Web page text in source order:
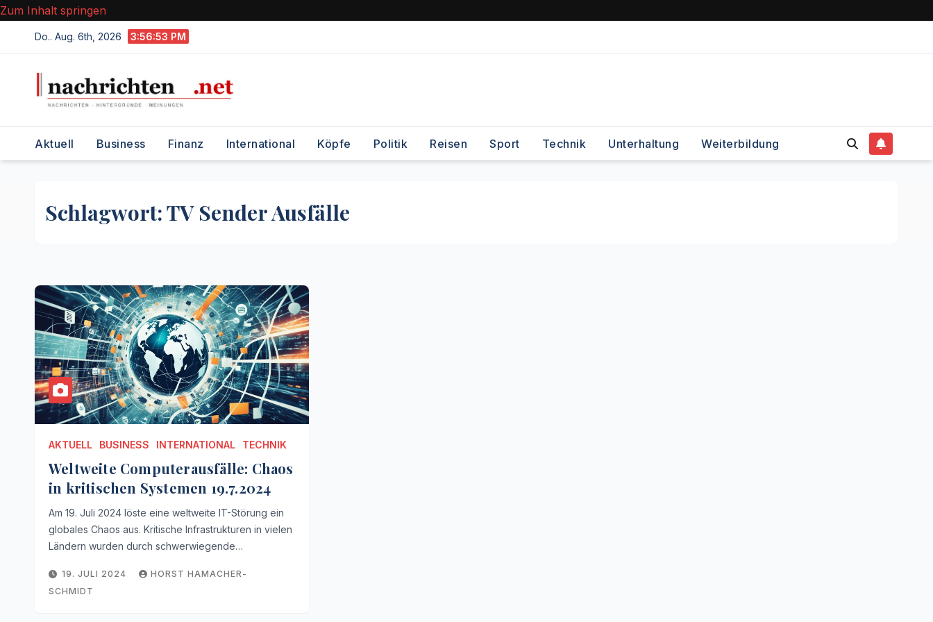
Zum Inhalt springen
Do.. Aug. 6th, 2026 3:56:53 PM
Aktuell Business Finanz International Köpfe Politik Reisen Sport Technik Unterhaltung Weiterbildung
Schlagwort:TV Sender Ausfälle
AKTUELL BUSINESS INTERNATIONAL TECHNIK
Weltweite Computerausfälle: Chaos
in kritischen Systemen 19.7.2024
Am 19. Juli 2024 löste eine weltweite IT-Störung ein
globales Chaos aus. Kritische Infrastrukturen in vielen
Ländern wurden durch schwerwiegende…
19. JULI 2024
HORST HAMACHER-
SCHMIDT